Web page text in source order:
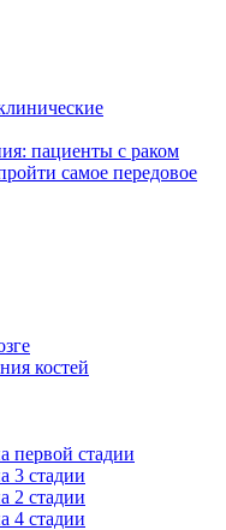
пациенты с раком
самое передовое
костей
первой стадии
3 стадии
2 стадии
4 стадии